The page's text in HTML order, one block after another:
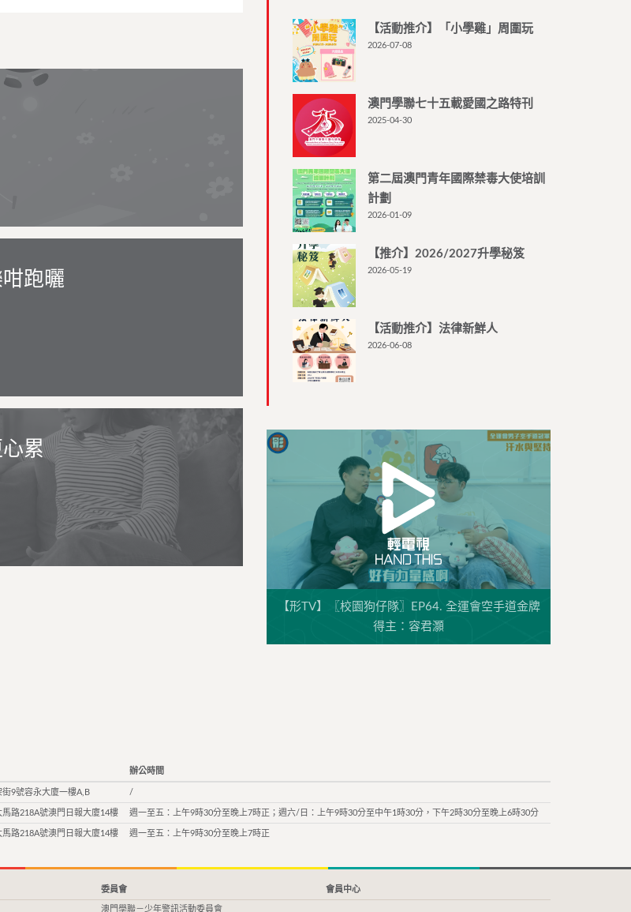
跑曬
累
【活動推介】「小學雞」周圍玩
2026-07-08
澳門學聯七十五載愛國之路特刊
2025-04-30
第二屆澳門青年國際禁毒大使培訓
計劃
2026-01-09
【推介】2026/2027升學秘笈
2026-05-19
【活動推介】法律新鮮人
2026-06-08
【形TV】〖校園狗仔隊〗EP64. 全運會空手道金牌
得主：容君灝
辦公時間
9號容永大廈一樓A,B /
路218A號澳門日報大廈14樓 週一至五：上午9時30分至晚上7時正；週六/日：上午9時30分至中午1時30分，下午2時30分至晚上6時30分
路218A號澳門日報大廈14樓 週一至五：上午9時30分至晚上7時正
委員會
澳門學聯－少年警訊活動委員會
會員中心